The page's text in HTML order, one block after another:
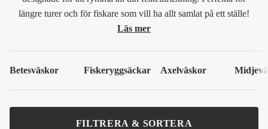
längre turer och för fiskare som vill ha allt samlat på ett ställe!
Läs mer
Betesväskor Fiskeryggsäckar Axelväskor
FILTRERA & SORTERA